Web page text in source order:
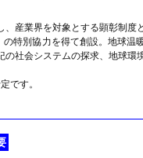
、産業界を対象とする顕彰制度
特別協力を得て創設。地球温
社会システムの探求、地球環
です。